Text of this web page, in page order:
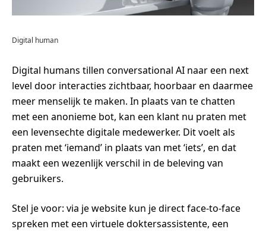
Digital human
Digital humans tillen conversational AI naar een next
level door interacties zichtbaar, hoorbaar en daarmee
meer menselijk te maken. In plaats van te chatten
met een anonieme bot, kan een klant nu praten met
een levensechte digitale medewerker. Dit voelt als
praten met ‘iemand’ in plaats van met ‘iets’, en dat
maakt een wezenlijk verschil in de beleving van
gebruikers.
Stel je voor: via je website kun je direct face-to-face
spreken met een virtuele doktersassistente, een